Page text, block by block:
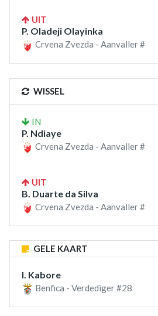
UIT
P. Oladeji Olayinka
Crvena Zvezda - Aanvaller #
WISSEL
IN
P. Ndiaye
Crvena Zvezda - Aanvaller #
UIT
B. Duarte da Silva
Crvena Zvezda - Aanvaller #
GELE KAART
I. Kabore
Benfica - Verdediger #28